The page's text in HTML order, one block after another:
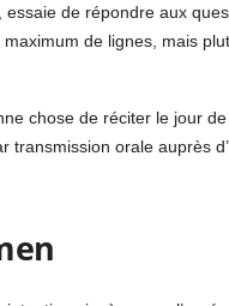
de répondre aux
de lignes, mais
chose de réciter le jour
orale auprès